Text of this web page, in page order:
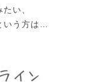
い、
いう方は…